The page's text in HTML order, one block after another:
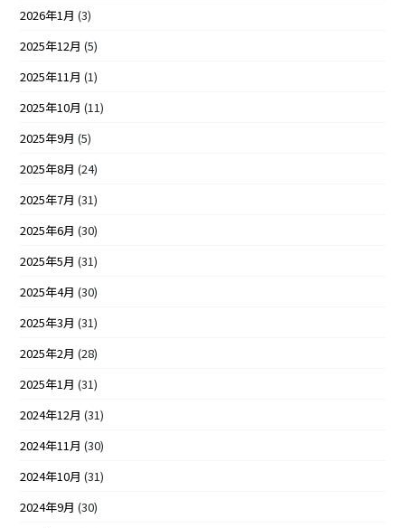
2026年1月 (3)
2025年12月 (5)
2025年11月 (1)
2025年10月 (11)
2025年9月 (5)
2025年8月 (24)
2025年7月 (31)
2025年6月 (30)
2025年5月 (31)
2025年4月 (30)
2025年3月 (31)
2025年2月 (28)
2025年1月 (31)
2024年12月 (31)
2024年11月 (30)
2024年10月 (31)
2024年9月 (30)